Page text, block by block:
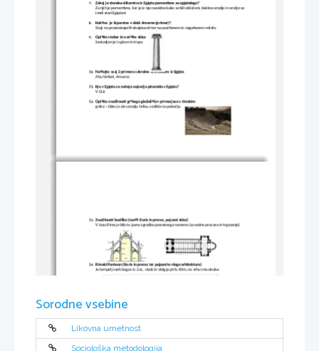
7.
Zakaj je stensko slikarstvo iz Egipta pomembno za egiptologe?
Za njih je pomembno, ker je iz nje razvidno kako so bili oblečeni, kakšno orodje in orožje so
imeli stari Egipčani
8.
Kakšno  je kiparstvo v dobi Amarne (primer)?
Stoji na prostostoječih skulpturah ter na pozitivnem in negativnem reliefu
9.
Opišite steber in narišite skico
Sestavljen je iz glave in trupa
10. Naštejte vsaj 2 primera sakralne arhitekture iz Egipta
Abu Simbel, Amarna
11. Kje v Egiptu se nahaja največja piramida v Egiptu?
V Gizi.
12. Opišite značilnosti grškega gledališča+ primerjava z rimskim
grško --Oder je ob vznožju hriba, sedišča na pobočju
13. Značilnosti bazilike (nariši tloris in prerez, pojasni skice)
V času Rima je bila to javna zgradba posvetnega namena (za sodne procese in trgovanje)
14. Rimski Panteon (tloris in prerez ter pojasnite vlogo arhitekture)
Je tempelj vseh bogov iz 2.st., visok in dolg je prib. 40m, na vrhu ima okulus
Sorodne vsebine
Likovna umetnost
Sociološka metodologija